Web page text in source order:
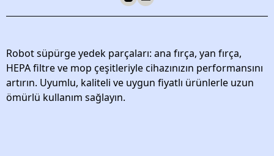
Robot süpürge yedek parçaları: ana fırça, yan fırça,
HEPA filtre ve mop çeşitleriyle cihazınızın performansını
artırın. Uyumlu, kaliteli ve uygun fiyatlı ürünlerle uzun
ömürlü kullanım sağlayın.